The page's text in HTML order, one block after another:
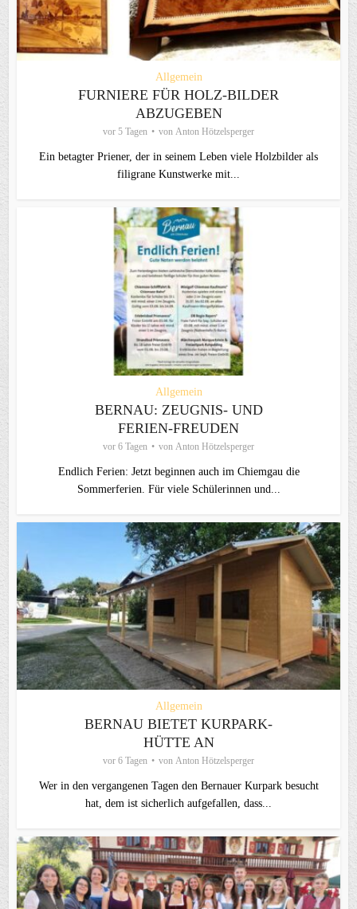
Allgemein
FURNIERE FÜR HOLZ-BILDER
ABZUGEBEN
vor 5 Tagen von Anton Hötzelsperger
Ein betagter Priener, der in seinem Leben viele Holzbilder als
filigrane Kunstwerke mit...
Allgemein
BERNAU: ZEUGNIS- UND
FERIEN-FREUDEN
vor 6 Tagen von Anton Hötzelsperger
Endlich Ferien: Jetzt beginnen auch im Chiemgau die
Sommerferien. Für viele Schülerinnen und...
Allgemein
BERNAU BIETET KURPARK-
HÜTTE AN
vor 6 Tagen von Anton Hötzelsperger
Wer in den vergangenen Tagen den Bernauer Kurpark besucht
hat, dem ist sicherlich aufgefallen, dass...